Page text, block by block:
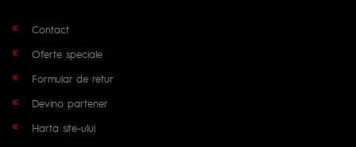
Contact
Oferte speciale
Formular de retur
Devino partener
Harta site-ului